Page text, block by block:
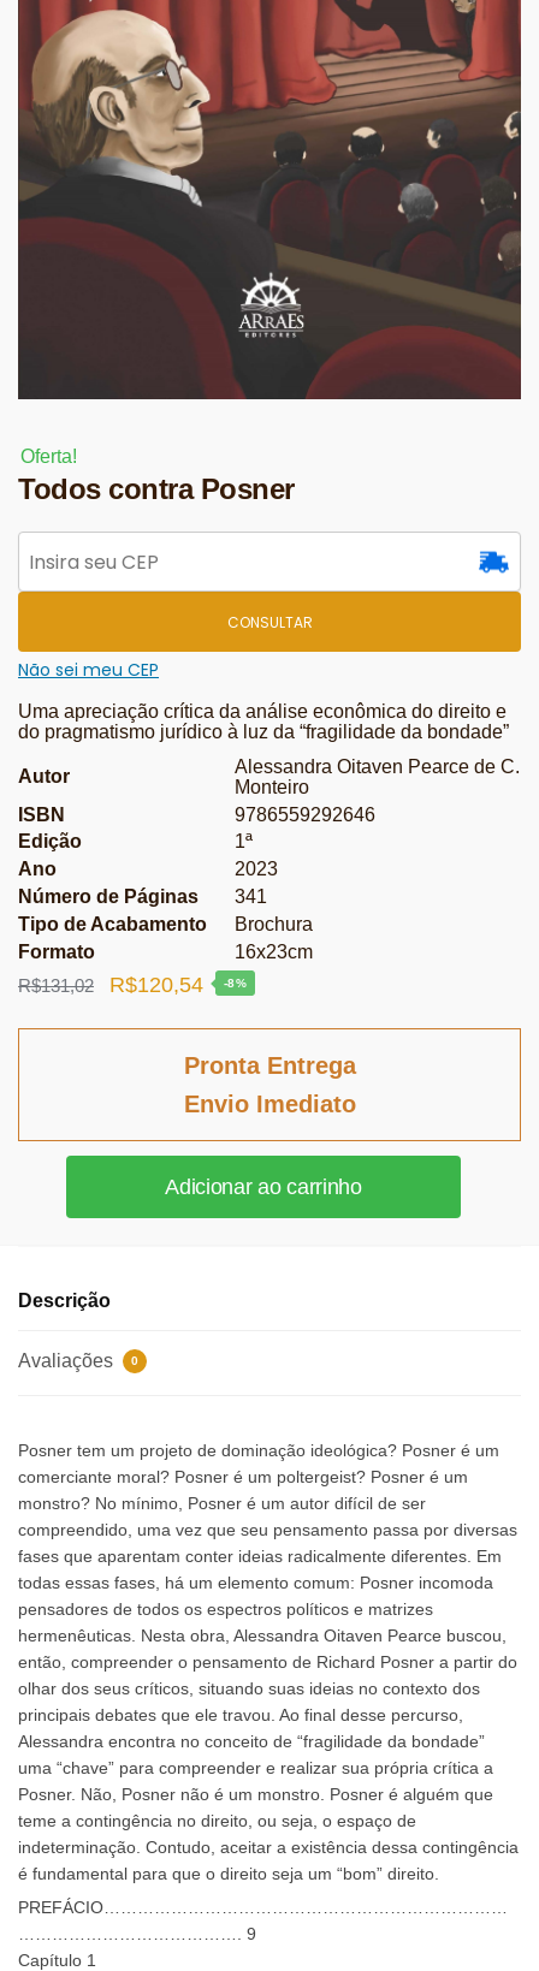
Oferta!
Todos contra Posner
CONSULTAR
Não sei meu CEP
Uma apreciação crítica da análise econômica do direito e
do pragmatismo jurídico à luz da “fragilidade da bondade”
Autor
Alessandra Oitaven Pearce de C.
Monteiro
ISBN
9786559292646
Edição
1ª
Ano
2023
Número de Páginas
341
Tipo de Acabamento
Brochura
Formato
16x23cm
R$131,02
O
R$120,54O
atual
-8%
Pronta Entrega
Envio Imediato
Adicionar ao carrinho
Descrição
Avaliações 0
Posner tem um projeto de dominação ideológica? Posner é um
comerciante moral? Posner é um poltergeist? Posner é um
monstro? No mínimo, Posner é um autor difícil de ser
compreendido, uma vez que seu pensamento passa por diversas
fases que aparentam conter ideias radicalmente diferentes. Em
todas essas fases, há um elemento comum: Posner incomoda
pensadores de todos os espectros políticos e matrizes
hermenêuticas. Nesta obra, Alessandra Oitaven Pearce buscou,
então, compreender o pensamento de Richard Posner a partir do
olhar dos seus críticos, situando suas ideias no contexto dos
principais debates que ele travou. Ao final desse percurso,
Alessandra encontra no conceito de “fragilidade da bondade”
uma “chave” para compreender e realizar sua própria crítica a
Posner. Não, Posner não é um monstro. Posner é alguém que
teme a contingência no direito, ou seja, o espaço de
indeterminação. Contudo, aceitar a existência dessa contingência
é fundamental para que o direito seja um “bom” direito.
PREFÁCIO………………………………………………………………
…………………………………. 9
Capítulo 1